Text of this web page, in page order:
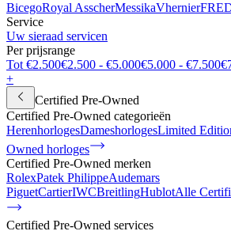
BicegoRoyal AsscherMessikaVhernier
Service
Uw sieraad servicen
Per prijsrange
Tot €2.500€2.500 - €5.000€5.000 - €7.500
+
Certified Pre-Owned
Certified Pre-Owned categorieën
HerenhorlogesDameshorlogesLimited
Owned horloges
Certified Pre-Owned merken
RolexPatek PhilippeAudemars
PiguetCartierIWCBreitlingHublotAlle
Certified Pre-Owned services